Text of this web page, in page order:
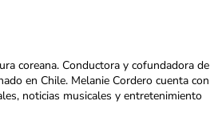
coreana. Conductora y cofundadora de
en Chile. Melanie Cordero cuenta con
noticias musicales y entretenimiento